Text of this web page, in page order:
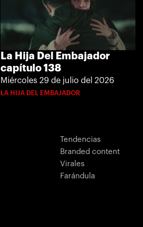
La Hija Del Embajador
capítulo 138
Miércoles 29 de julio del 2026
LA HIJA DEL EMBAJADOR
Tendencias
Branded content
Virales
Farándula